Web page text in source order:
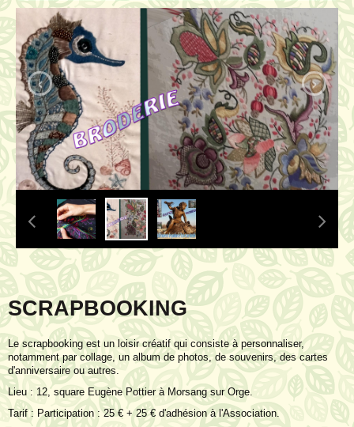
‹ ›
SCRAPBOOKING
Le scrapbooking est un loisir créatif qui consiste à personnaliser,
notamment par collage, un album de photos, de souvenirs, des cartes
d'anniversaire ou autres.
Lieu : 12, square Eugène Pottier à Morsang sur Orge.
Tarif : Participation : 25 € + 25 € d'adhésion à l'Association.